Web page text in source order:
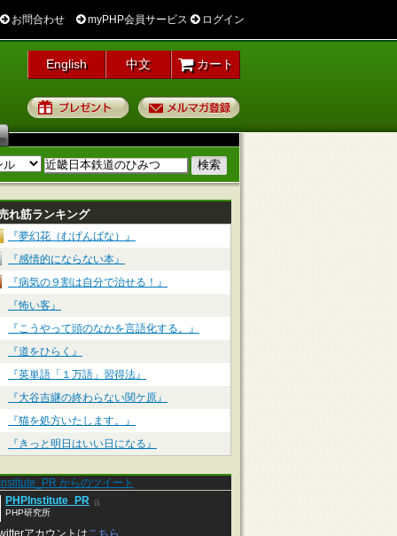
お問合わせ myPHP会員サービス ログイン
English 中文 カート
プレゼント
れ筋ランキング
『夢幻花（むげんばな）』
『感情的にならない本』
『病気の９割は自分で治せる！』
『怖い客』
『こうやって頭のなかを言語化する。』
『道をひらく』
『英単語「１万語」習得法』
『大谷吉継の終わらない関ケ原』
『猫を処方いたします。』
『きっと明日はいい日になる』
からのツイート
PHPInstitute_PR
PHP研究所
a
アカウントはこちら